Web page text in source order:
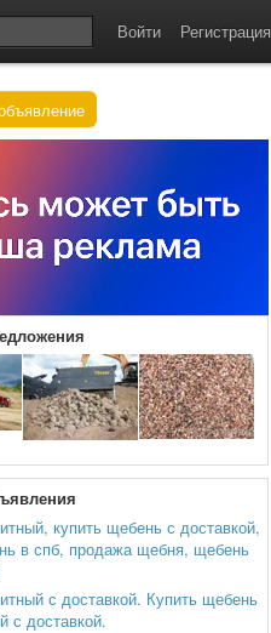
Войти Регистрация
купить щебень с доставкой,
в спб, продажа щебня, щебень
с доставкой. Купить щебень
с доставкой.